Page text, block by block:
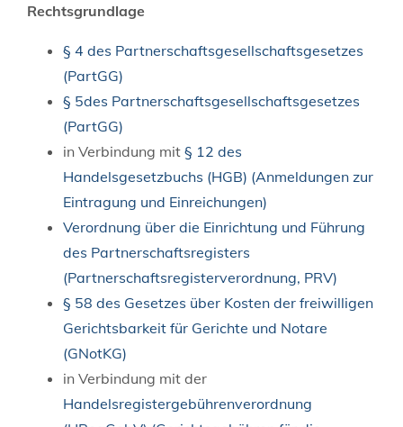
Rechtsgrundlage
§ 4 des Partnerschaftsgesellschaftsgesetzes
(PartGG)
§ 5des Partnerschaftsgesellschaftsgesetzes
(PartGG)
in Verbindung mit § 12 des
Handelsgesetzbuchs (HGB) (Anmeldungen zur
Eintragung und Einreichungen)
Verordnung über die Einrichtung und Führung
des Partnerschaftsregisters
(Partnerschaftsregisterverordnung, PRV)
§ 58 des Gesetzes über Kosten der freiwilligen
Gerichtsbarkeit für Gerichte und Notare
(GNotKG)
in Verbindung mit der
Handelsregistergebührenverordnung